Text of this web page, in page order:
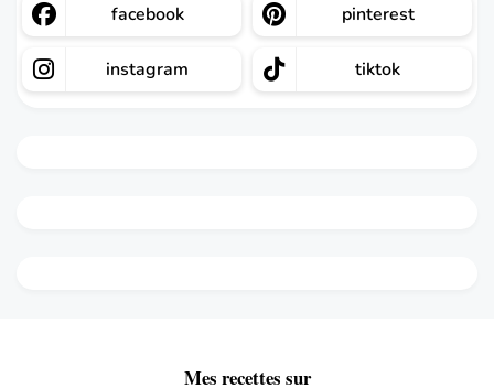
facebook pinterest
instagram tiktok
Mes recettes sur